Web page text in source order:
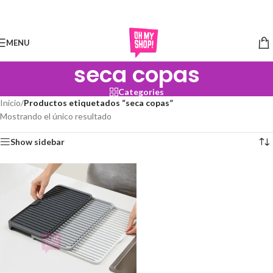
MENU
seca copas
Categories
Inicio/Productos etiquetados “seca copas”
Mostrando el único resultado
Show sidebar